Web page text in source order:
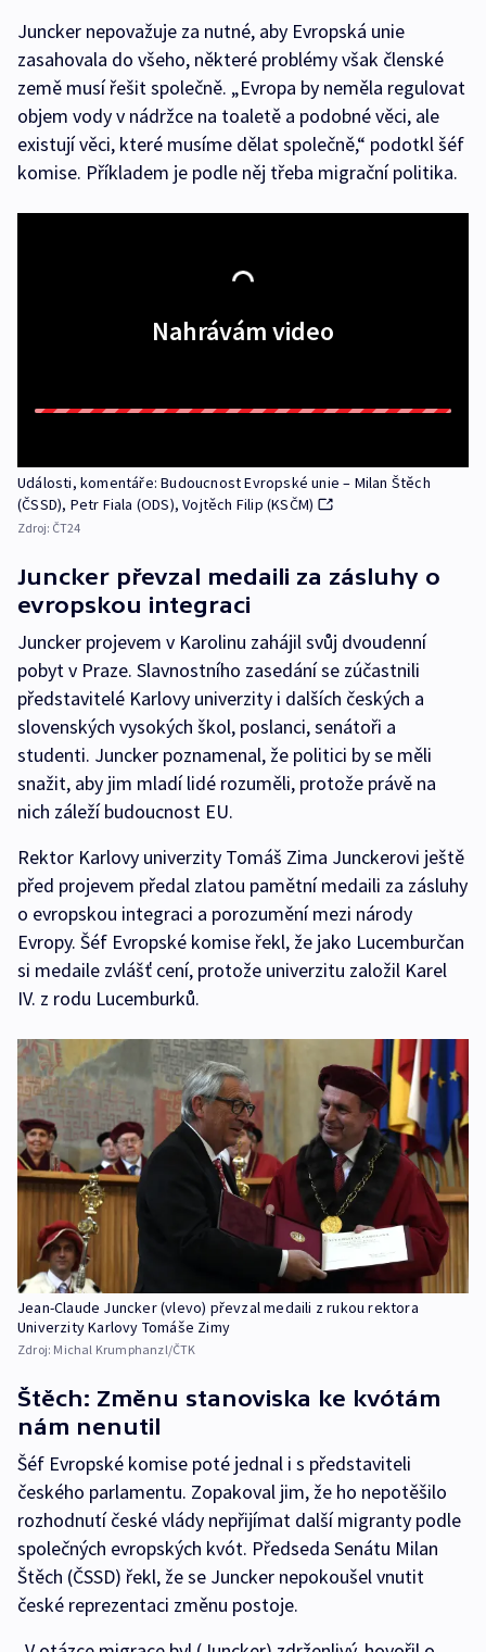
Juncker nepovažuje za nutné, aby Evropská unie
zasahovala do všeho, některé problémy však členské
země musí řešit společně. „Evropa by neměla regulovat
objem vody v nádržce na toaletě a podobné věci, ale
existují věci, které musíme dělat společně,“ podotkl šéf
komise. Příkladem je podle něj třeba migrační politika.
Nahrávám video
Události, komentáře: Budoucnost Evropské unie – Milan Štěch
(ČSSD), Petr Fiala (ODS), Vojtěch Filip (KSČM)
Zdroj: ČT24
Juncker převzal medaili za zásluhy o
evropskou integraci
Juncker projevem v Karolinu zahájil svůj dvoudenní
pobyt v Praze. Slavnostního zasedání se zúčastnili
představitelé Karlovy univerzity i dalších českých a
slovenských vysokých škol, poslanci, senátoři a
studenti. Juncker poznamenal, že politici by se měli
snažit, aby jim mladí lidé rozuměli, protože právě na
nich záleží budoucnost EU.
Rektor Karlovy univerzity Tomáš Zima Junckerovi ještě
před projevem předal zlatou pamětní medaili za zásluhy
o evropskou integraci a porozumění mezi národy
Evropy. Šéf Evropské komise řekl, že jako Lucemburčan
si medaile zvlášť cení, protože univerzitu založil Karel
IV. z rodu Lucemburků.
Jean-Claude Juncker (vlevo) převzal medaili z rukou rektora
Univerzity Karlovy Tomáše Zimy
Zdroj: Michal Krumphanzl/ČTK
Štěch: Změnu stanoviska ke kvótám
nám nenutil
Šéf Evropské komise poté jednal i s představiteli
českého parlamentu. Zopakoval jim, že ho nepotěšilo
rozhodnutí české vlády nepřijímat další migranty podle
společných evropských kvót. Předseda Senátu Milan
Štěch (ČSSD) řekl, že se Juncker nepokoušel vnutit
české reprezentaci změnu postoje.